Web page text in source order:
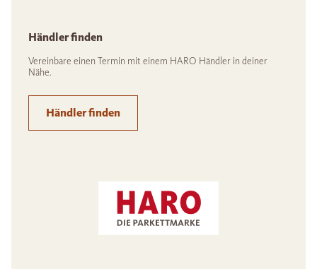
Händler finden
Vereinbare einen Termin mit einem HARO Händler in deiner
Nähe.
Händler finden